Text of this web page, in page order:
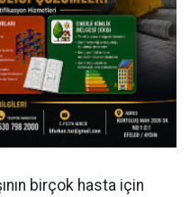
birçok hasta için